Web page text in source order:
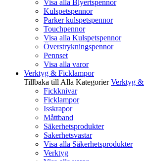
Visa alla Blyertspennor
Kulspetspennor
Parker kulspetspennor
Touchpennor
Visa alla Kulspetspennor
Överstrykningspennor
Pennset
Visa alla varor
Verktyg & Ficklampor
Tillbaka till Alla Kategorier Verktyg
Fickknivar
Ficklampor
Isskrapor
Måttband
Säkerhetsprodukter
Sakerhetsvastar
Visa alla Säkerhetsprodukter
Verktyg